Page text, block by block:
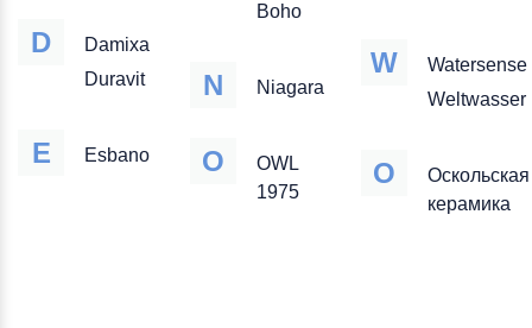
D
Damixa
Duravit
E Esbano
Boho
N Niagara
O
OWL
1975
W
Watersense
Weltwasser
О
Оскольская
керамика